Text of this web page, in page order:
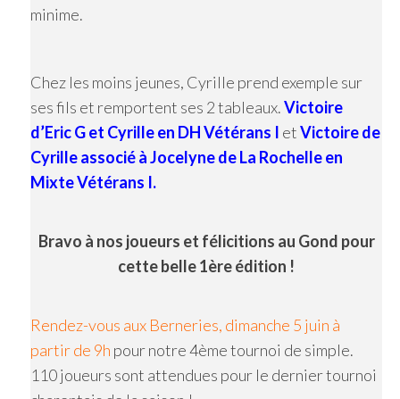
minime.
Chez les moins jeunes, Cyrille prend exemple sur
ses fils et remportent ses 2 tableaux.Victoire
d’Eric G et Cyrille en DH Vétérans I etVictoire de
Cyrille associé à Jocelyne de La Rochelle en
Mixte Vétérans I.
Bravo à nos joueurs et félicitions au Gond pour
cette belle 1ère édition !
Rendez-vous aux Berneries, dimanche 5 juin à
partir de 9h pour notre 4ème tournoi de simple.
110 joueurs sont attendues pour le dernier tournoi